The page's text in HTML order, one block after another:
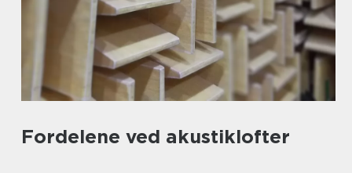
Fordelene ved akustiklofter